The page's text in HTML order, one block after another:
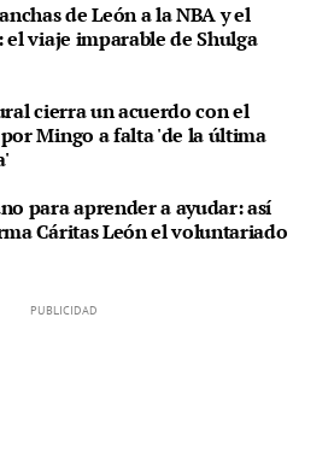
de León a la NBA y el
viaje imparable de Shulga
cierra un acuerdo con el
Mingo a falta 'de la última
para aprender a ayudar: así
Cáritas León el voluntariado